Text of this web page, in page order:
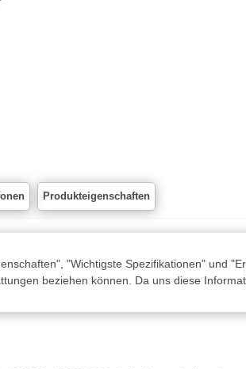
Produkteigenschaften
"Wichtigste Spezifikationen" und
beziehen können. Da uns diese